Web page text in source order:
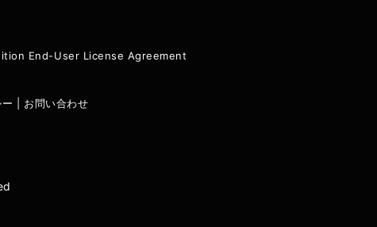
End-User License Agreement
お問い合わせ